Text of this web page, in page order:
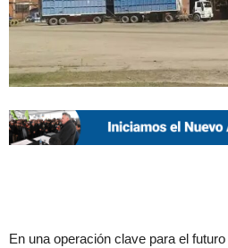
En una operación clave para el